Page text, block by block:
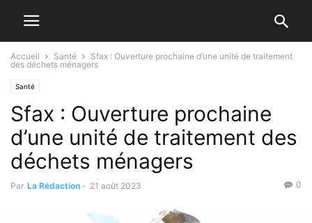
Accueil Santé
Sfax : Ouverture prochaine d’une unité de traitement
des déchets ménagers
Santé
Sfax : Ouverture prochaine
d’une unité de traitement des
déchets ménagers
Par La Rédaction - 21 août 2023 0